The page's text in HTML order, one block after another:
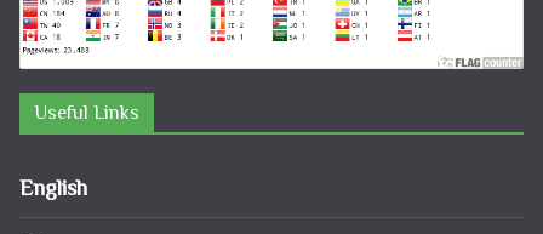
Useful Links
English